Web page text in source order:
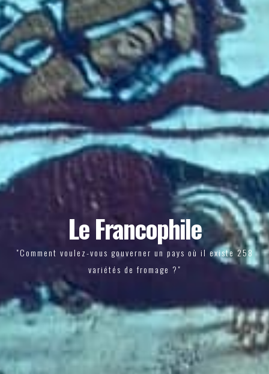
Le Francophile
"Comment voulez-vous gouverner un pays où il existe 258
variétés de fromage ?"